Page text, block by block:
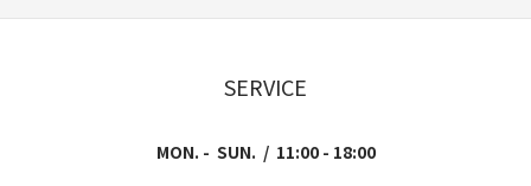
SERVICE
MON. - SUN. / 11:00 - 18:00